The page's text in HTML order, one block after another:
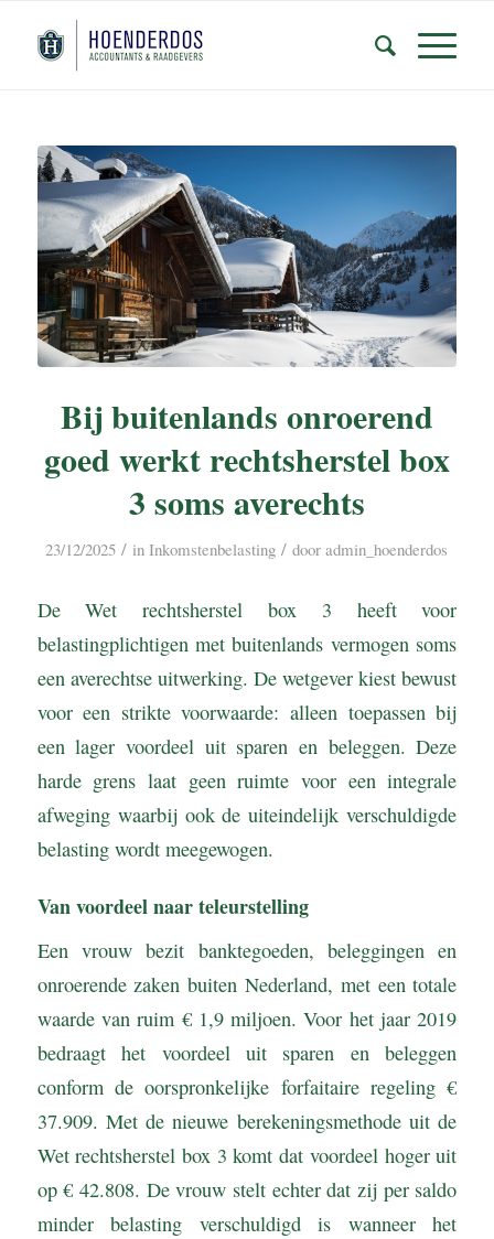
Bij buitenlands onroerend
goed werkt rechtsherstel box
3 soms averechts
23/12/2025 / inInkomstenbelasting / dooradmin_hoenderdos
De Wet rechtsherstel box 3 heeft voor
belastingplichtigen met buitenlands vermogen soms
een averechtse uitwerking. De wetgever kiest bewust
voor een strikte voorwaarde: alleen toepassen bij
een lager voordeel uit sparen en beleggen. Deze
harde grens laat geen ruimte voor een integrale
afweging waarbij ook de uiteindelijk verschuldigde
belasting wordt meegewogen.
Van voordeel naar teleurstelling
Een vrouw bezit banktegoeden, beleggingen en
onroerende zaken buiten Nederland, met een totale
waarde van ruim € 1,9 miljoen. Voor het jaar 2019
bedraagt het voordeel uit sparen en beleggen
conform de oorspronkelijke forfaitaire regeling €
37.909. Met de nieuwe berekeningsmethode uit de
Wet rechtsherstel box 3 komt dat voordeel hoger uit
op € 42.808. De vrouw stelt echter dat zij per saldo
minder belasting verschuldigd is wanneer het